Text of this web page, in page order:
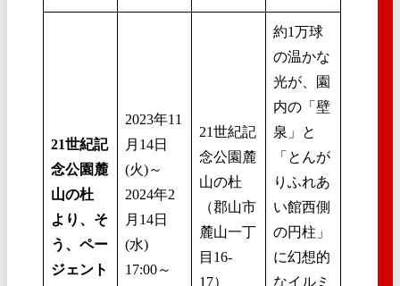
21世紀記
念公園麓
山の杜
より、そ
う、ペー
ジェント
2023年11
月14日
(火)～
2024年2
月14日
(水)
17:00～
21世紀記
念公園麓
山の杜
（郡山市
麓山一丁
目16-
17）
約1万球
の温かな
光が、園
内の「壁
泉」と
「とんが
りふれあ
い館西側
の円柱」
に幻想的
なイルミ